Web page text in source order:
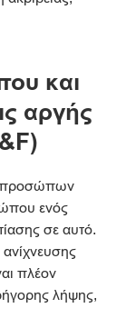
και
αργής
προσώπων
ενός
σε αυτό.
πλέον
λήψης,